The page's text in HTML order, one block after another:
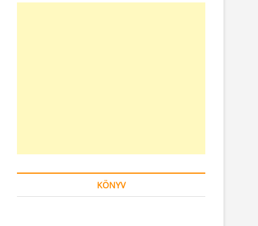
KÖNYV